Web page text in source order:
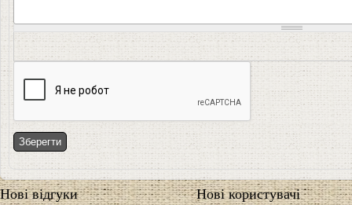
Нові відгуки Нові користувачі